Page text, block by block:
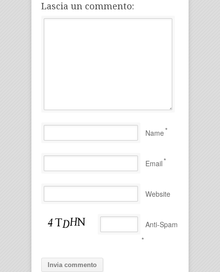
Lascia un commento:
Name*
Email*
Website
Anti-Spam
*